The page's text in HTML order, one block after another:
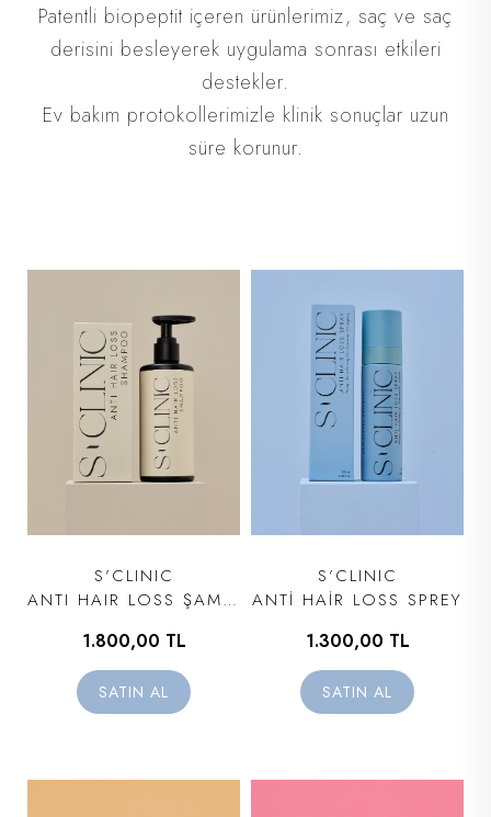
Patentli biopeptit içeren ürünlerimiz, saç ve saç
derisini besleyerek uygulama sonrası etkileri
destekler.
Ev bakım protokollerimizle klinik sonuçlar uzun
süre korunur.
S’CLINIC
ANTI HAIR LOSS ŞAMPUAN
1.800,00 TL
SATIN AL
S’CLINIC
ANTİ HAİR LOSS SPREY
1.300,00 TL
SATIN AL